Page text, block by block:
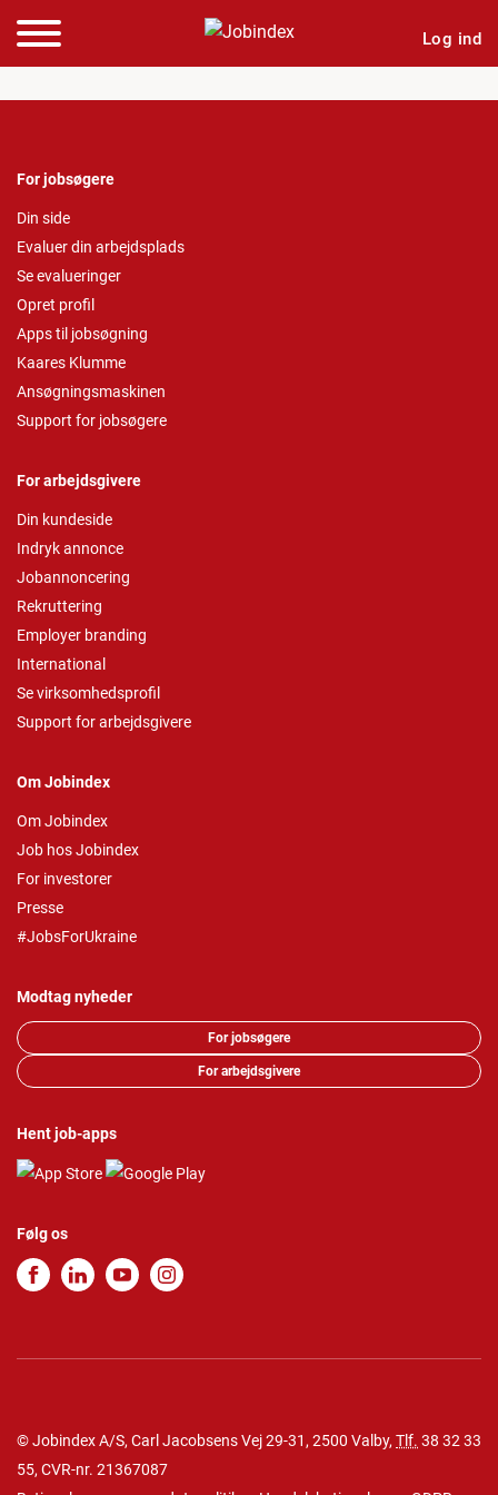
Log ind
For jobsøgere
Din side
Evaluer din arbejdsplads
Se evalueringer
Opret profil
Apps til jobsøgning
Kaares Klumme
Ansøgningsmaskinen
Support for jobsøgere
For arbejdsgivere
Din kundeside
Indryk annonce
Jobannoncering
Rekruttering
Employer branding
International
Se virksomhedsprofil
Support for arbejdsgivere
Om Jobindex
Om Jobindex
Job hos Jobindex
For investorer
Presse
#JobsForUkraine
Modtag nyheder
For jobsøgere
For arbejdsgivere
Hent job-apps
Følg os
© Jobindex A/S, Carl Jacobsens Vej 29-31, 2500 Valby, Tlf. 38 32 33
55, CVR-nr. 21367087